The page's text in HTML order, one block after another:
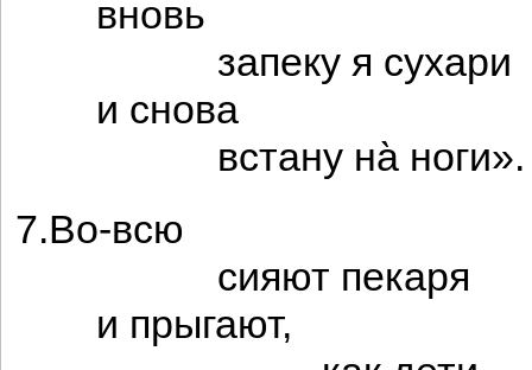
вновь
запеку я сухари
и снова
встану на̀ ноги».
7.Во-всю
сияют пекаря
и прыгают,